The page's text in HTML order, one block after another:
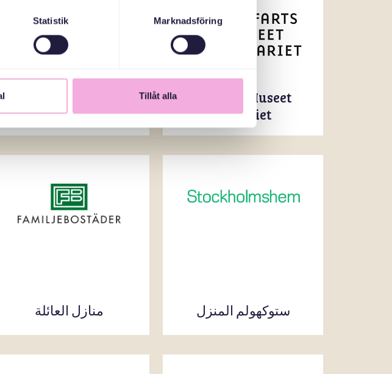
Statistik Marknadsföring
Tillåt alla
Sjöfarts Museet
Akvariet
ستوكهولم المنزل منازل العائلة